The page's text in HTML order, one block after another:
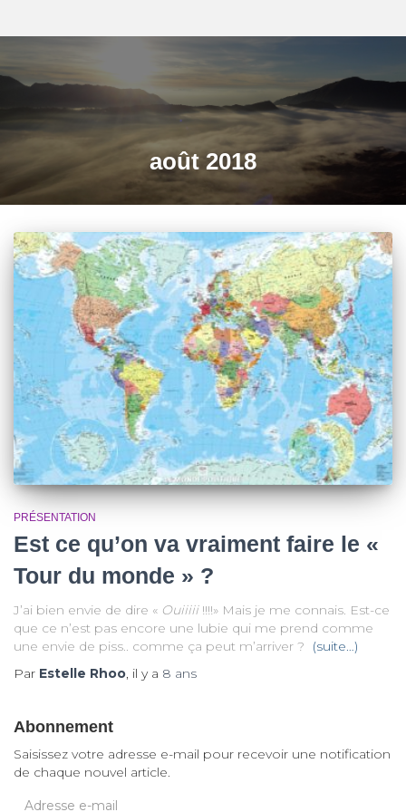
août 2018
PRÉSENTATION
Est ce qu’on va vraiment faire le «
Tour du monde » ?
J’ai bien envie de dire « Ouiiiii !!!!» Mais je me connais. Est-ce
que ce n’est pas encore une lubie qui me prend comme
une envie de piss.. comme ça peut m’arriver ?
(suite…)
Par Estelle Rhoo, il y a 8 ans
Abonnement
Saisissez votre adresse e-mail pour recevoir une notification
de chaque nouvel article.